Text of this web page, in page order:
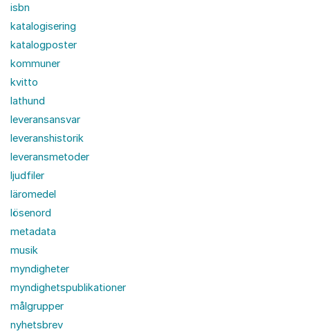
isbn
katalogisering
katalogposter
kommuner
kvitto
lathund
leveransansvar
leveranshistorik
leveransmetoder
ljudfiler
läromedel
lösenord
metadata
musik
myndigheter
myndighetspublikationer
målgrupper
nyhetsbrev